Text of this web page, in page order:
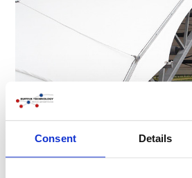
Consent Details